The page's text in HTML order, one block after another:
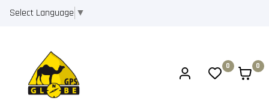
Select Language ▼
0 0